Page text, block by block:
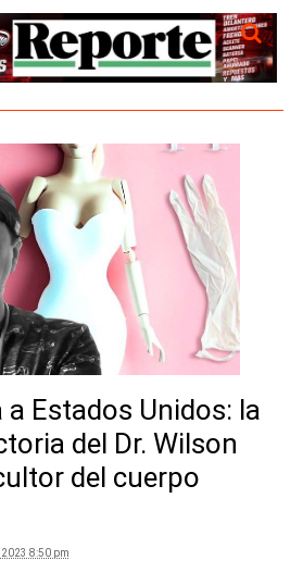
a Estados Unidos: la
del Dr. Wilson
del cuerpo
2023 8:50 pm